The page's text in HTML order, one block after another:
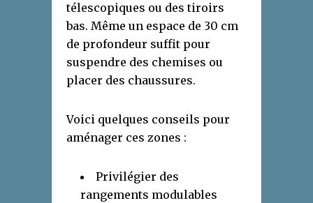
télescopiques ou des tiroirs
bas. Même un espace de 30 cm
de profondeur suffit pour
suspendre des chemises ou
placer des chaussures.
Voici quelques conseils pour
aménager ces zones :
Privilégier des
rangements modulables